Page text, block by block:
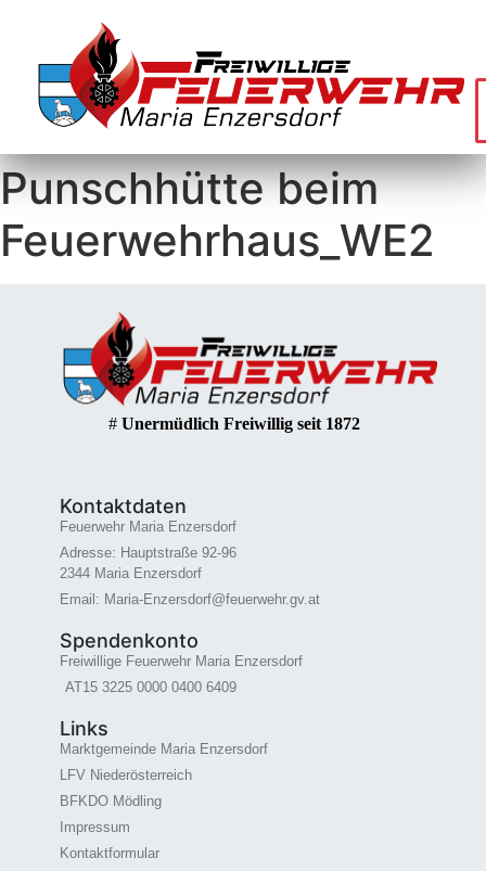
Punschhütte beim
Feuerwehrhaus_WE2
# Unermüdlich Freiwillig seit 1872
Kontaktdaten
Feuerwehr Maria Enzersdorf
Adresse: Hauptstraße 92-96
2344 Maria Enzersdorf
Email: Maria-Enzersdorf@feuerwehr.gv.at
Spendenkonto
Freiwillige Feuerwehr Maria Enzersdorf
AT15 3225 0000 0400 6409
Links
Marktgemeinde Maria Enzersdorf
LFV Niederösterreich
BFKDO Mödling
Impressum
Kontaktformular